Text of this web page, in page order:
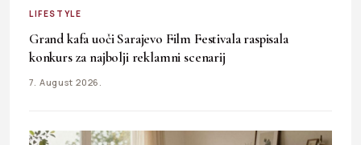
LIFESTYLE
Grand kafa uoči Sarajevo Film Festivala raspisala
konkurs za najbolji reklamni scenarij
7. August 2026.